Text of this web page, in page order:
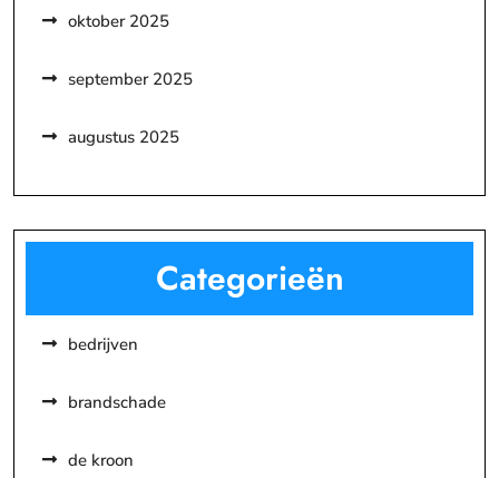
oktober 2025
september 2025
augustus 2025
Categorieën
bedrijven
brandschade
de kroon